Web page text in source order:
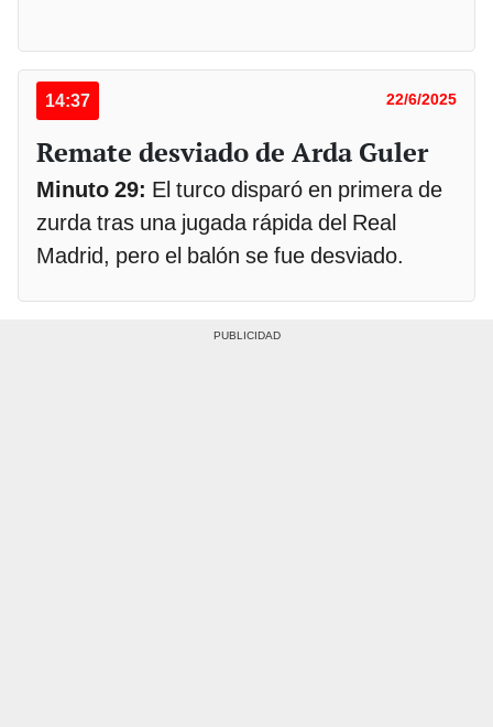
14:37 22/6/2025
Remate desviado de Arda Guler
Minuto 29: El turco disparó en primera de
zurda tras una jugada rápida del Real
Madrid, pero el balón se fue desviado.